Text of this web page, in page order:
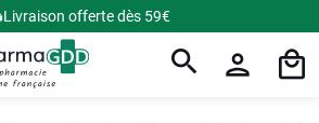
Livraison offerte dès 59€